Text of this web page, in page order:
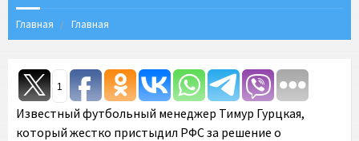
Главная Главная
1
Известный футбольный менеджер Тимур Гурцкая,
который жестко пристыдил РФС за решение о